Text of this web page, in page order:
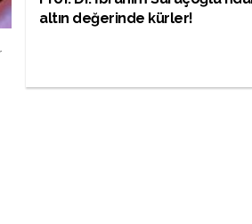
altın değerinde kürler!